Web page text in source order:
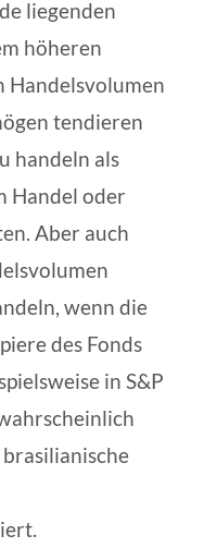
liegenden
höheren
tendieren
handeln als
Handel oder
Aber auch
wenn die
des Fonds
in S&P